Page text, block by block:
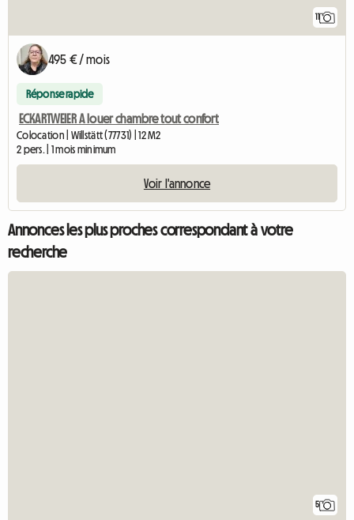
11
495 € / mois
Réponse rapide
ECKARTWEIER A louer chambre tout confort
Colocation | Willstätt (77731) | 12 M2
2 pers. | 1 mois minimum
Voir l'annonce
Annonces les plus proches correspondant à votre
recherche
5